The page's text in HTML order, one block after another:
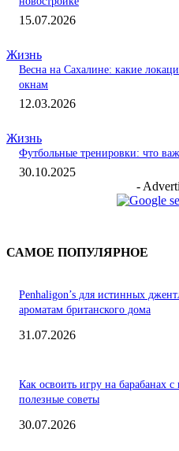
15.07.2026
Жизнь
Весна на Сахалине: какие
окнам
12.03.2026
Жизнь
Футбольные тренировки: что
30.10.2025
-
САМОЕ ПОПУЛЯРНОЕ
Penhaligon’s для истинных
ароматам британского дома
31.07.2026
Как освоить игру на барабанах
полезные советы
30.07.2026